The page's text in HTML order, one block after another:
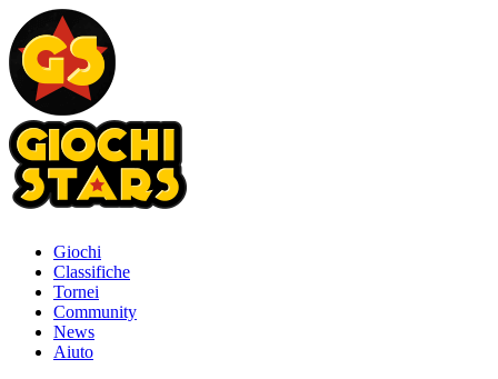
Giochi
Classifiche
Tornei
Community
News
Aiuto